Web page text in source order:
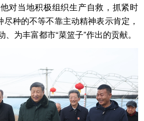
对当地积极组织生产自救，抓紧时
尽种的不等不靠主动精神表示肯定，
为丰富都市“菜篮子”作出的贡献。